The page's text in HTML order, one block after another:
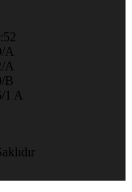
A
A
B
1 A